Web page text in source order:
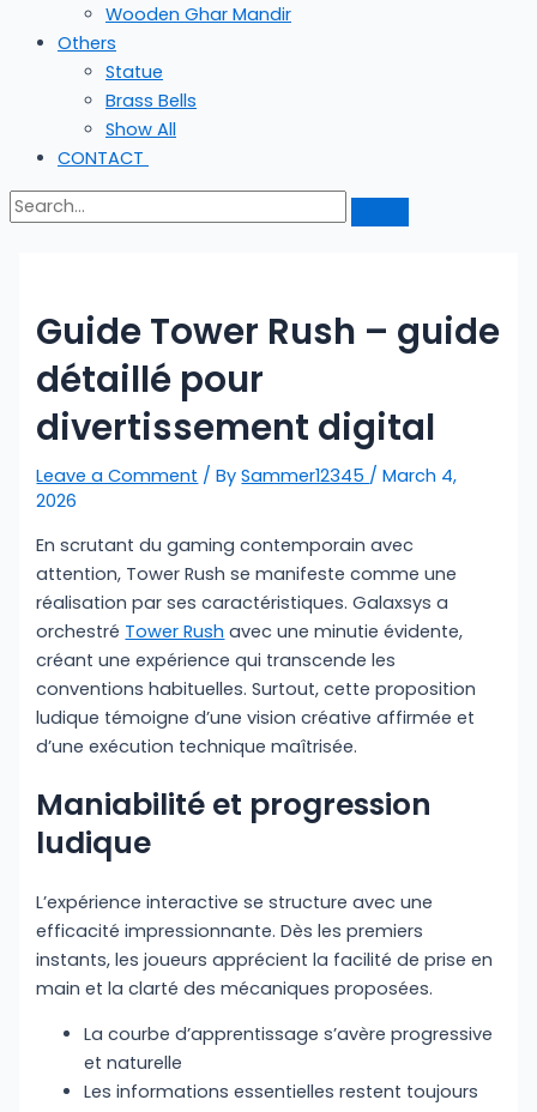
Wooden Ghar Mandir
Others
Statue
Brass Bells
Show All
CONTACT
Guide Tower Rush – guide
détaillé pour
divertissement digital
Leave a Comment / BySammer12345 /March 4,
2026
En scrutant du gaming contemporain avec
attention, Tower Rush se manifeste comme une
réalisation par ses caractéristiques. Galaxsys a
orchestré Tower Rush avec une minutie évidente,
créant une expérience qui transcende les
conventions habituelles. Surtout, cette proposition
ludique témoigne d’une vision créative affirmée et
d’une exécution technique maîtrisée.
Maniabilité et progression
ludique
L’expérience interactive se structure avec une
efficacité impressionnante. Dès les premiers
instants, les joueurs apprécient la facilité de prise en
main et la clarté des mécaniques proposées.
La courbe d’apprentissage s’avère progressive
et naturelle
Les informations essentielles restent toujours